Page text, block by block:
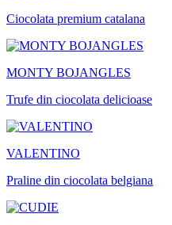
Ciocolata premium catalana
MONTY BOJANGLES
Trufe din ciocolata delicioase
VALENTINO
Praline din ciocolata belgiana